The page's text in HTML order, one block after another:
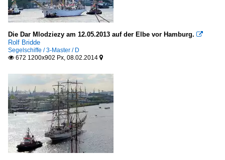
Die Dar Mlodziezy am 12.05.2013 auf der Elbe vor Hamburg. 
Rolf Bridde
Segelschiffe / 3-Master / D
 672 1200x902 Px, 08.02.2014 